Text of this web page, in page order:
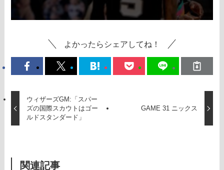
よかったらシェアしてね！
ウィザーズGM:「スパー
ズの国際スカウトはゴー
ルドスタンダード」
GAME 31 ニックス
関連記事